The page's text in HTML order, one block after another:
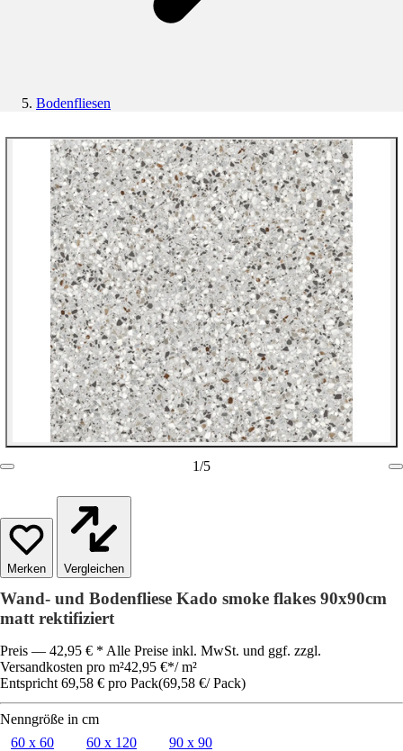
Bodenfliesen
1/5
Vergleichen
Wand- und Bodenfliese Kado smoke flakes 90x90cm
matt rektifiziert
Preis — 42,95 € * Alle Preise inkl. MwSt. und ggf. zzgl.
Versandkosten pro m²42,95 €*/ m²
Entspricht 69,58 € pro Pack(69,58 €/ Pack)
Nenngröße in cm
60 x 60
60 x 120 90 x 90